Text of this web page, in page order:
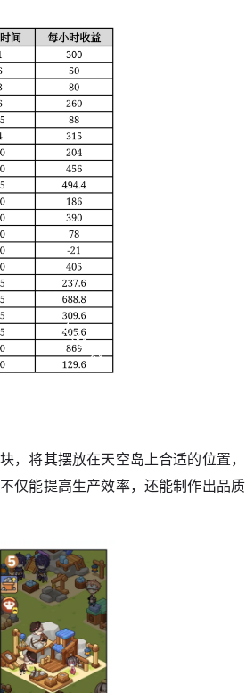
，将其摆放在天空岛上合适的位置，
仅能提高生产效率，还能制作出品质